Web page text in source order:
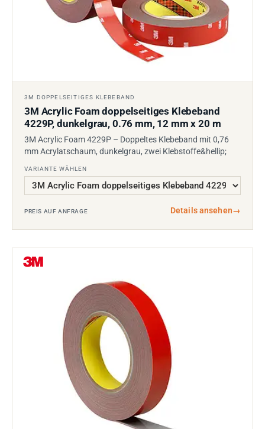
3M DOPPELSEITIGES KLEBEBAND
3M Acrylic Foam doppelseitiges Klebeband
4229P, dunkelgrau, 0.76 mm, 12 mm x 20 m
3M Acrylic Foam 4229P – Doppeltes Klebeband mit 0,76
mm Acrylatschaum, dunkelgrau, zwei Klebstoffe&hellip;
VARIANTE WÄHLEN
PREIS AUF ANFRAGE Details ansehen→